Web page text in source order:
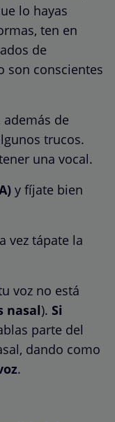
lo hayas
ten en
de
son conscientes
además de
trucos.
una vocal.
y fíjate bien
vez tápate la
voz no está
nasal). Si
parte del
dando como
.